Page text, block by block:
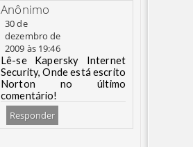
Anônimo
30 de
dezembro de
2009 às 19:46
Lê-se Kapersky Internet
Security, Onde está escrito
Norton no último
comentário!
Responder